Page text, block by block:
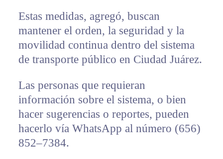
Estas medidas, agregó, buscan
mantener el orden, la seguridad y la
movilidad continua dentro del sistema
de transporte público en Ciudad Juárez.
Las personas que requieran
información sobre el sistema, o bien
hacer sugerencias o reportes, pueden
hacerlo vía WhatsApp al número (656)
852–7384.